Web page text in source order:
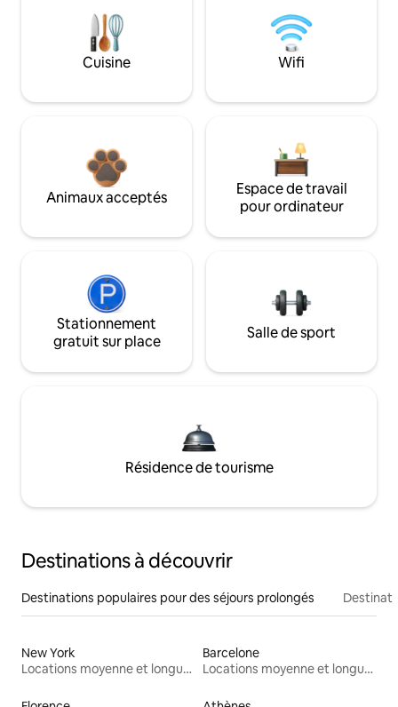
Cuisine Wifi
Animaux acceptés
Espace de travail
pour ordinateur
Stationnement
gratuit sur place
Salle de sport
Résidence de tourisme
Destinations à découvrir
Destinations populaires pour des séjours prolongés
New York
Locations moyenne et longue durée
Barcelone
Locations moyenne et longue durée